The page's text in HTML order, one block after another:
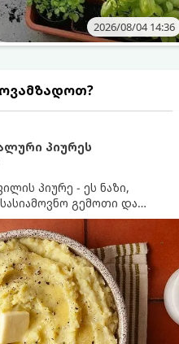
2026/08/04 14:36
პიურეს
პიურე - ეს ნაზი,
გემოთი და
ფერით. მისი მომზადება
არსებობს რამდენიმე
უნდა იცოდეთ, რომ
გამოვიდეს.